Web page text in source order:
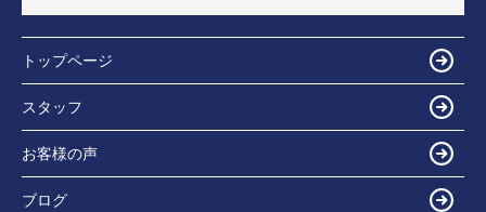
トップページ
スタッフ
お客様の声
ブログ